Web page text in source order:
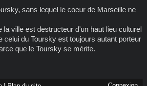
sans lequel le coeur de Marseille ne
la ville est destructeur d’un haut lieu culturel
celui du Toursky est toujours autant porteur
que le Toursky se mérite.